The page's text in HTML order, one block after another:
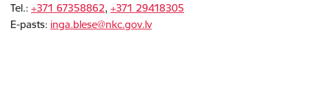
Tel.: +371 67358862, +371 29418305
E-pasts: inga.blese@nkc.gov.lv